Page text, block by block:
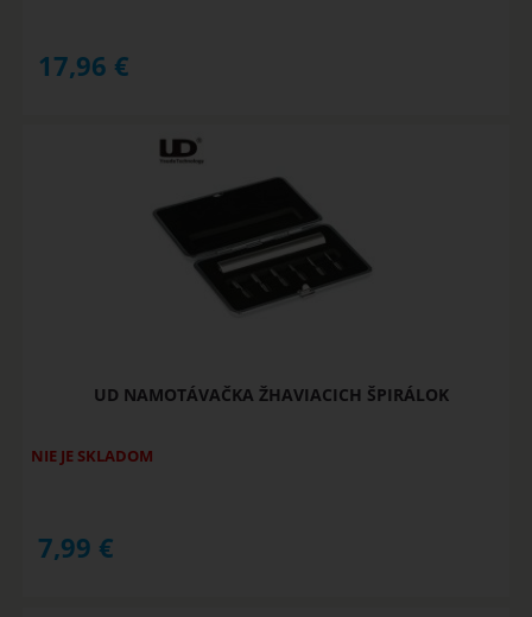
17,96 €
UD NAMOTÁVAČKA ŽHAVIACICH ŠPIRÁLOK
NIE JE SKLADOM
7,99 €